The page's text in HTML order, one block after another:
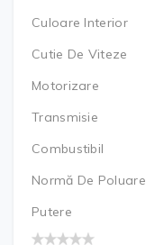
Culoare Interior
Cutie De Viteze
Motorizare
Transmisie
Combustibil
Normă De Poluare
Putere